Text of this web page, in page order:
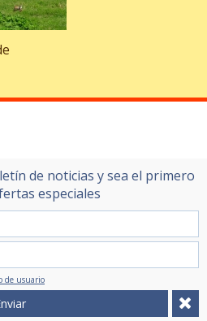
de noticias y sea el primero
especiales
de usuario